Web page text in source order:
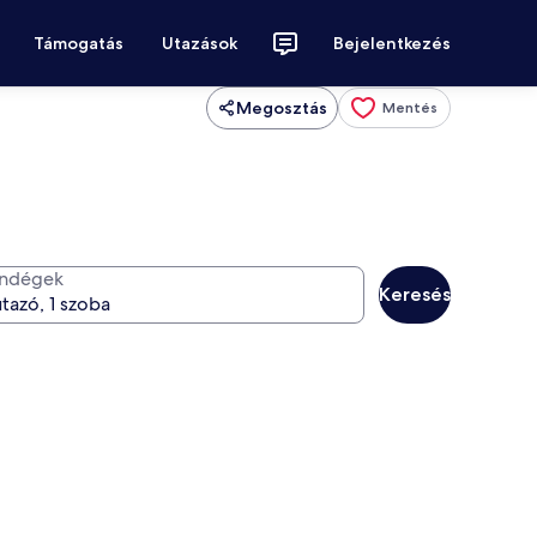
Támogatás Utazások Bejelentkezés
Megosztás Mentés
Keresés